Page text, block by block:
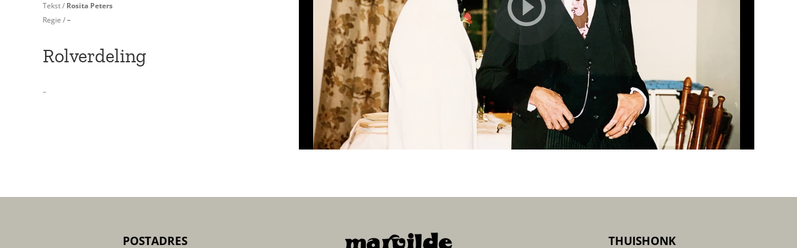
Tekst / Rosita Peters
Regie /–
Rolverdeling
–
POSTADRES THUISHONK